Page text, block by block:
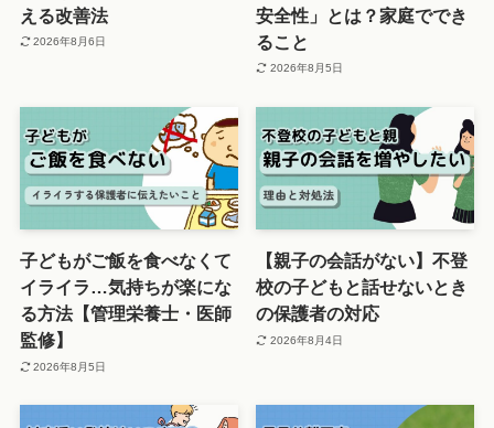
える改善法
2026年8月6日
安全性」とは？家庭ででき
ること
2026年8月5日
子どもがご飯を食べなくて
イライラ…気持ちが楽にな
る方法【管理栄養士・医師
監修】
2026年8月5日
【親子の会話がない】不登
校の子どもと話せないとき
の保護者の対応
2026年8月4日